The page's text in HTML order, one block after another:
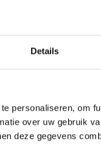
Details
personaliseren, om
over uw gebruik
deze gegevens